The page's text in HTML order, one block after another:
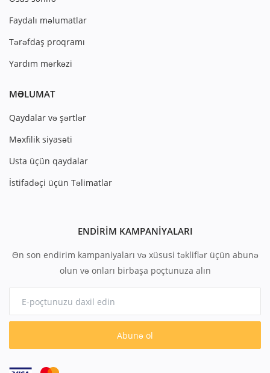
Faydalı məlumatlar
Tərəfdaş proqramı
Yardım mərkəzi
MƏLUMAT
Qaydalar və şərtlər
Məxfilik siyasəti
Usta üçün qaydalar
İstifadəçi üçün Təlimatlar
ENDIRIM KAMPANIYALARI
Ən son endirim kampaniyaları və xüsusi təkliflər üçün abunə
olun və onları birbaşa poçtunuza alın
Abunə ol